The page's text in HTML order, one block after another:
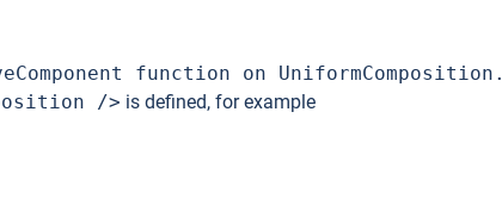
function on UniformComposition.
/> is defined, for example